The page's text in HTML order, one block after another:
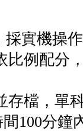
實機操
比例配分
檔，單科
100分鐘